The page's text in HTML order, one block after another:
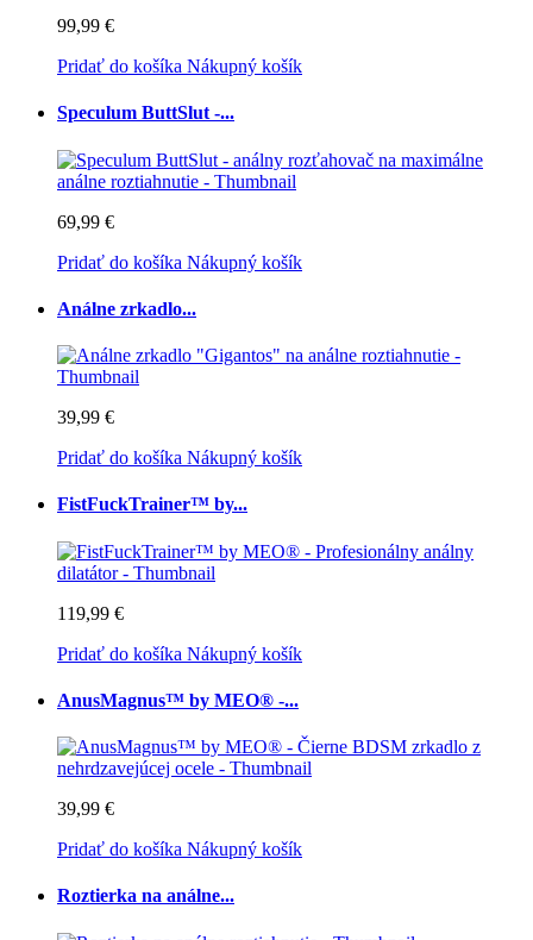
99,99 €
Pridať do košíka Nákupný košík
Speculum ButtSlut -...
69,99 €
Pridať do košíka Nákupný košík
Análne zrkadlo...
39,99 €
Pridať do košíka Nákupný košík
FistFuckTrainer™ by...
119,99 €
Pridať do košíka Nákupný košík
AnusMagnus™ by MEO® -...
39,99 €
Pridať do košíka Nákupný košík
Roztierka na análne...